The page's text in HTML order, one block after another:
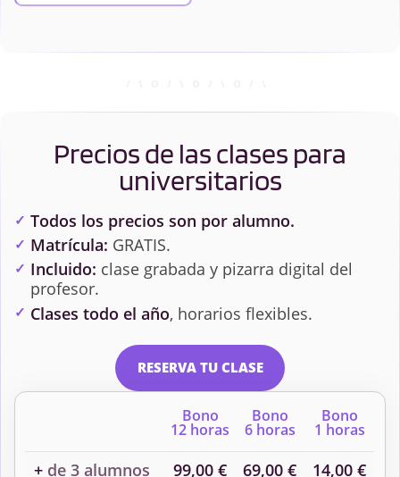
Precios de las clases para
universitarios
Todos los precios son por alumno.
Matrícula: GRATIS.
Incluido: clase grabada y pizarra digital del
profesor.
Clases todo el año, horarios flexibles.
RESERVA TU CLASE
Bono
12 horas
Bono
6 horas
Bono
1 horas
+ de 3 alumnos 99,00 € 69,00 € 14,00 €